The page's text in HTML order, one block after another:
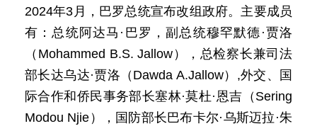
2024年3月，巴罗总统宣布改组政府。主要成员
有：总统阿达马·巴罗，副总统穆罕默德·贾洛
（Mohammed B.S. Jallow），总检察长兼司法
部长达乌达·贾洛（Dawda A.Jallow）,外交、国
际合作和侨民事务部长塞林·莫杜·恩吉（Sering
Modou Njie），国防部长巴布卡尔·乌斯迈拉·朱